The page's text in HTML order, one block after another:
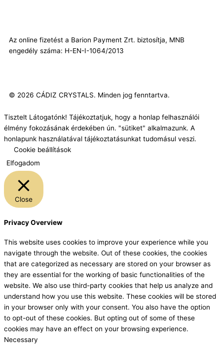
Az online fizetést a Barion Payment Zrt. biztosítja, MNB
engedély száma: H-EN-I-1064/2013
© 2026 CÁDIZ CRYSTALS. Minden jog fenntartva.
Tisztelt Látogatónk! Tájékoztatjuk, hogy a honlap felhasználói
élmény fokozásának érdekében ún. "sütiket" alkalmazunk. A
honlapunk használatával tájékoztatásunkat tudomásul veszi.
Cookie beállítások
Elfogadom
Close
Privacy Overview
This website uses cookies to improve your experience while you
navigate through the website. Out of these cookies, the cookies
that are categorized as necessary are stored on your browser as
they are essential for the working of basic functionalities of the
website. We also use third-party cookies that help us analyze and
understand how you use this website. These cookies will be stored
in your browser only with your consent. You also have the option
to opt-out of these cookies. But opting out of some of these
cookies may have an effect on your browsing experience.
Necessary